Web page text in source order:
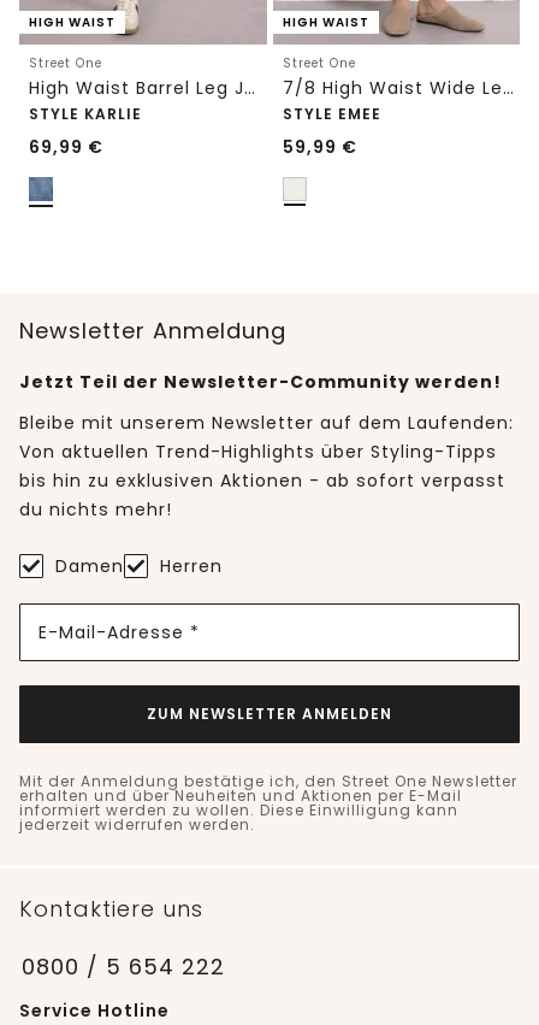
HIGH WAIST
Street One
High Waist Barrel Leg Jeans im Loose Fit
STYLE KARLIE
69,99 €
HIGH WAIST
Street One
7/8 High Waist Wide Leg Jeans im Loose Fit
STYLE EMEE
59,99 €
Newsletter Anmeldung
Jetzt Teil der Newsletter-Community werden!
Bleibe mit unserem Newsletter auf dem Laufenden:
Von aktuellen Trend-Highlights über Styling-Tipps
bis hin zu exklusiven Aktionen - ab sofort verpasst
du nichts mehr!
Damen Herren
E-Mail-Adresse *
ZUM NEWSLETTER ANMELDEN
Mit der Anmeldung bestätige ich, den Street One Newsletter
erhalten und über Neuheiten und Aktionen per E-Mail
informiert werden zu wollen. Diese Einwilligung kann
jederzeit widerrufen werden.
Kontaktiere uns
0800 / 5 654 222
Service Hotline